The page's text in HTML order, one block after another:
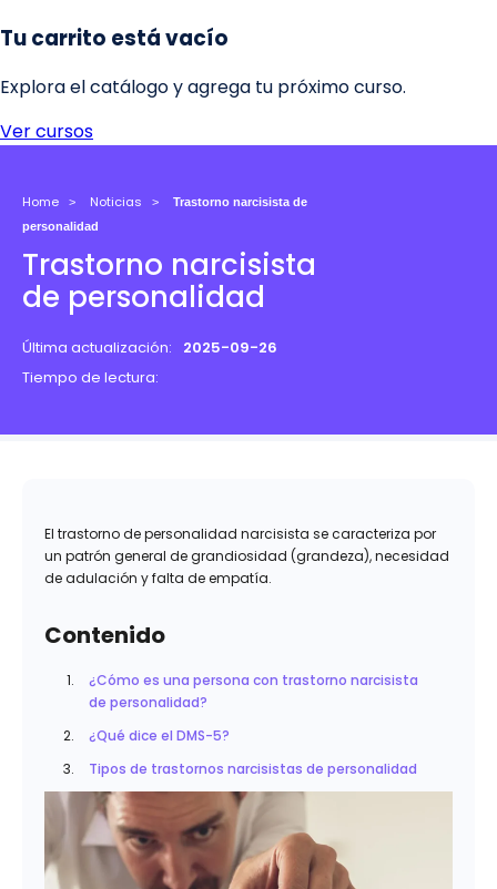
Home Noticias
Trastorno narcisista de
personalidad
Trastorno narcisista
de personalidad
Última actualización:
2025-09-26
Tiempo de lectura:
El trastorno de personalidad narcisista se caracteriza por
un patrón general de grandiosidad (grandeza), necesidad
de adulación y falta de empatía.
Contenido
¿Cómo es una persona con trastorno narcisista
de personalidad?
¿Qué dice el DMS-5?
Tipos de trastornos narcisistas de personalidad